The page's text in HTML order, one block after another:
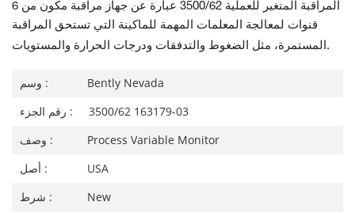
المراقبة المتغير للعملية 3500/62 عبارة عن جهاز مراقبة مكون من 6
قنوات لمعالجة المعلمات المهمة للماكينة التي تستحق المراقبة
المستمرة، مثل الضغوط والتدفقات ودرجات الحرارة والمستويات.
وسم :
Bently Nevada
رقم الجزء :
3500/62 163179-03
وصف :
Process Variable Monitor
أصل :
USA
شرط :
New